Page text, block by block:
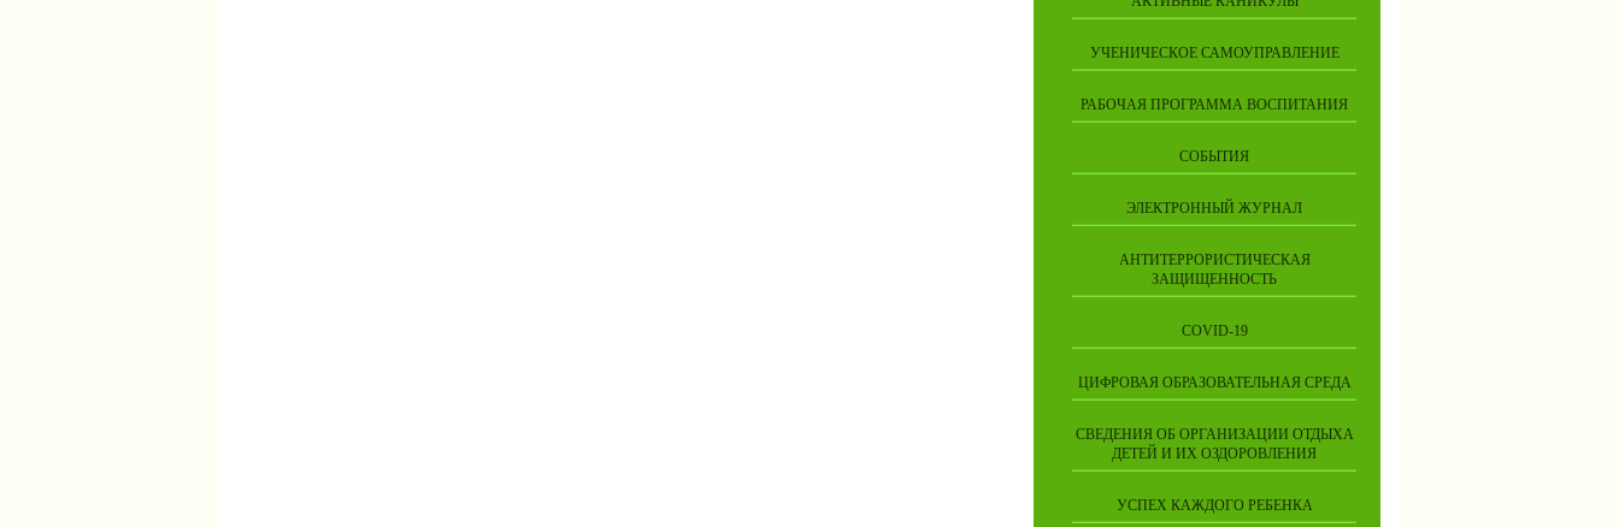
УЧЕНИЧЕСКОЕ САМОУПРАВЛЕНИЕ
РАБОЧАЯ ПРОГРАММА ВОСПИТАНИЯ
СОБЫТИЯ
ЭЛЕКТРОННЫЙ ЖУРНАЛ
АНТИТЕРРОРИСТИЧЕСКАЯ
ЗАЩИЩЕННОСТЬ
COVID-19
ЦИФРОВАЯ ОБРАЗОВАТЕЛЬНАЯ СРЕДА
СВЕДЕНИЯ ОБ ОРГАНИЗАЦИИ ОТДЫХА
ДЕТЕЙ И ИХ ОЗДОРОВЛЕНИЯ
УСПЕХ КАЖДОГО РЕБЕНКА